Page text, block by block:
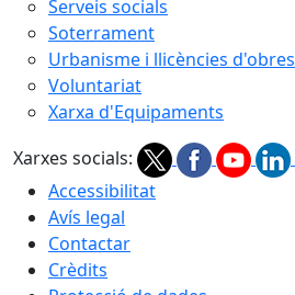
Serveis socials
Soterrament
Urbanisme i llicències d'obres
Voluntariat
Xarxa d'Equipaments
Xarxes socials:
Accessibilitat
Avís legal
Contactar
Crèdits